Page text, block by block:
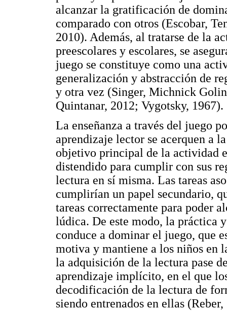
alcanzar la gratificación de
comparado con otros (Escobar,
2010). Además, al tratarse de la
preescolares y escolares, se
juego se constituye como una
generalización y abstracción de
y otra vez (Singer, Michnick
Quintanar, 2012; Vygotsky, 1967).
La enseñanza a través del juego
aprendizaje lector se acerquen a
objetivo principal de la actividad
distendido para cumplir con sus
lectura en sí misma. Las tareas
cumplirían un papel secundario,
tareas correctamente para poder
lúdica. De este modo, la práctica
conduce a dominar el juego, que
motiva y mantiene a los niños en
la adquisición de la lectura pase
aprendizaje implícito, en el que
decodificación de la lectura de
siendo entrenados en ellas